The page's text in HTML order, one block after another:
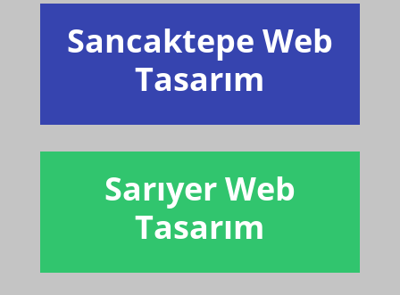
Sancaktepe Web
Tasarım
Sarıyer Web
Tasarım